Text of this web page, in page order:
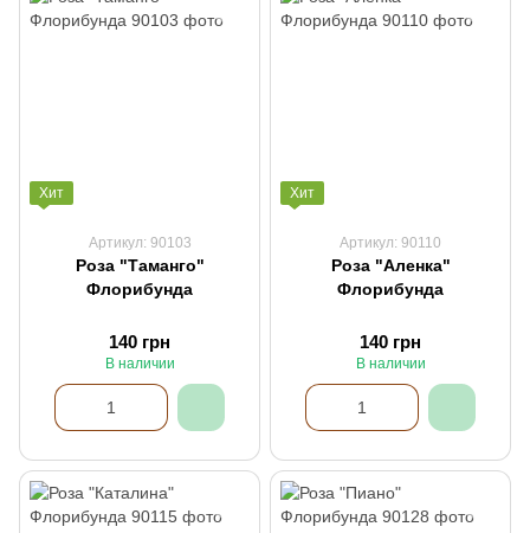
Хит
Артикул: 90103
Роза "Таманго"
Флорибунда
140 грн
В наличии
Хит
Артикул: 90110
Роза "Аленка"
Флорибунда
140 грн
В наличии